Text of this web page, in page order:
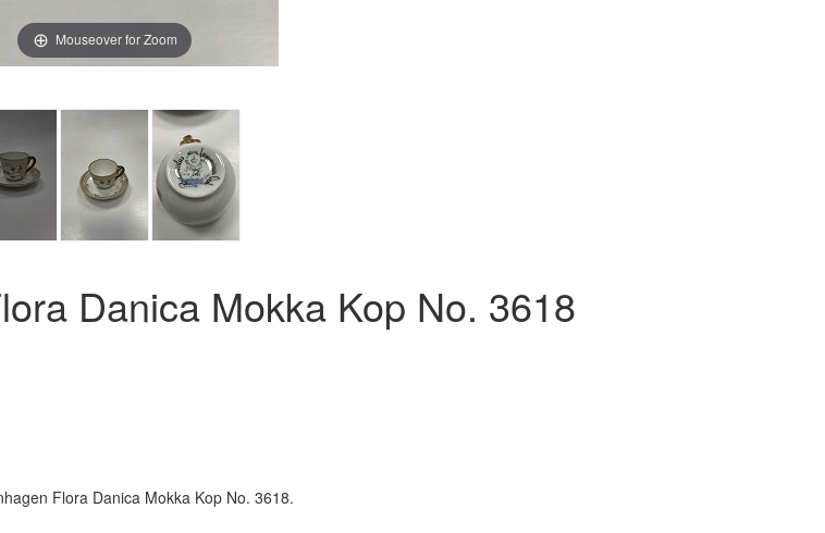
Mouseover for Zoom
Danica Mokka Kop No. 3618
Flora Danica Mokka Kop No. 3618.